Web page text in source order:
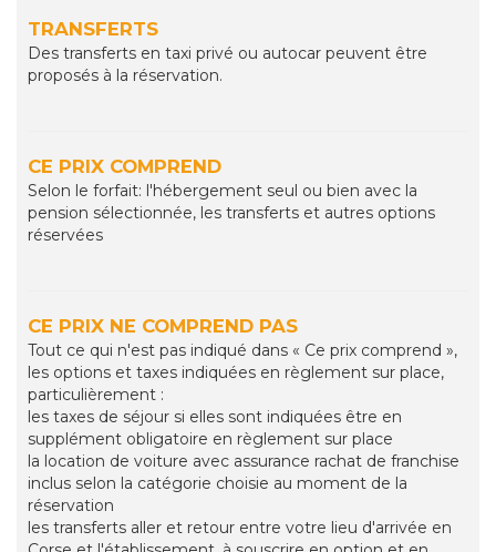
TRANSFERTS
Des transferts en taxi privé ou autocar peuvent être
proposés à la réservation.
CE PRIX COMPREND
Selon le forfait: l'hébergement seul ou bien avec la
pension sélectionnée, les transferts et autres options
réservées
CE PRIX NE COMPREND PAS
Tout ce qui n'est pas indiqué dans « Ce prix comprend »,
les options et taxes indiquées en règlement sur place,
particulièrement :
les taxes de séjour si elles sont indiquées être en
supplément obligatoire en règlement sur place
la location de voiture avec assurance rachat de franchise
inclus selon la catégorie choisie au moment de la
réservation
les transferts aller et retour entre votre lieu d'arrivée en